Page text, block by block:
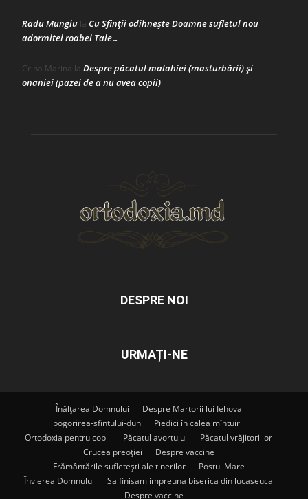
Radu Mungiu la Cu Sfinții odihnește Doamne sufletul nou
adormitei roabei Tale…
Crina Marina la Despre păcatul malahiei (masturbării) şi
onaniei (pazei de a nu avea copii)
DESPRE NOI
URMAȚI-NE
Înălțarea Domnului
Despre Martorii lui Iehova
pogorirea-sfintului-duh
Piedici în calea mîntuirii
Ortodoxia pentru copii
Păcatul avortului
Păcatul vrăjitoriilor
Crucea preoției
Despre vaccine
Frământările sufletești ale tinerilor
Postul Mare
Învierea Domnului
Sa finisam impreuna biserica din lucaseuca
Despre vaccine